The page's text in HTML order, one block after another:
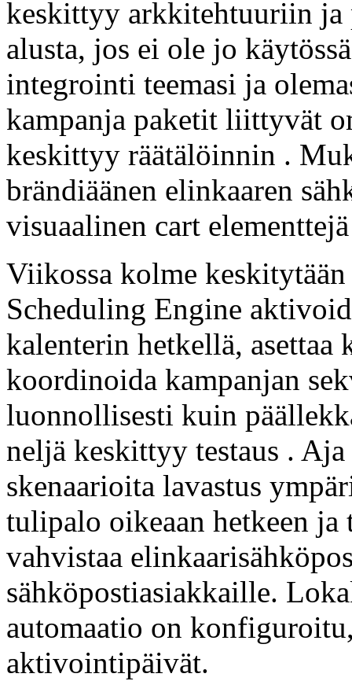
keskittyy arkkitehtuuriin ja
alusta, jos ei ole jo
integrointi teemasi ja
kampanja paketit liittyvät
keskittyy räätälöinnin .
brändiäänen elinkaaren
visuaalinen cart
Viikossa kolme
Scheduling Engine
kalenterin hetkellä,
koordinoida kampanjan
luonnollisesti kuin
neljä keskittyy testaus .
skenaarioita lavastus
tulipalo oikeaan hetkeen
vahvistaa
sähköpostiasiakkaille.
automaatio on
aktivointipäivät.